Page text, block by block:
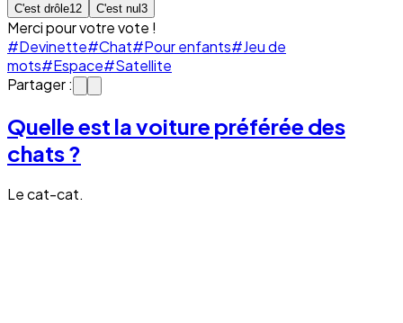
C'est drôle12 C'est nul3
Merci pour votre vote !
#Devinette#Chat#Pour enfants#Jeu de
mots#Espace#Satellite
Partager :
Quelle est la voiture préférée des
chats ?
Le cat-cat.